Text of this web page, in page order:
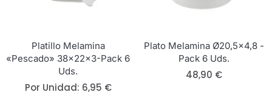
Platillo Melamina
«Pescado» 38x22x3-Pack 6
Uds.
Por Unidad: 6,95 €
Plato Melamina Ø20,5×4,8 -
Pack 6 Uds.
48,90 €